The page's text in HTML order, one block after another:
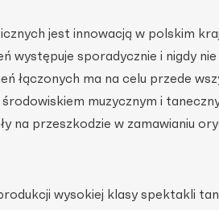
jest innowacją w polskim
występuje sporadycznie i nigdy nie
łączonych ma na celu przede
muzycznym i
na przeszkodzie w zamawianiu
wysokiej klasy spektakli